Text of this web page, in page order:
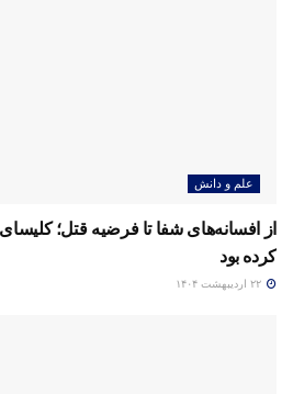
علم و دانش
از افسانه‌های شفا تا فرضیه‌ قتل؛
کرده بود